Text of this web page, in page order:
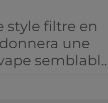
style filtre en
une
tout en